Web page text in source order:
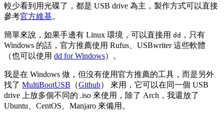
較少看到用光碟了，都是 USB drive 為主，製作方式可以直接
參考官方維基。
簡單來說，如果手邊有 Linux 環境，可以直接用 dd ，只有
Windows 的話，官方推薦使用 Rufus、USBwriter 這些軟體
（也可以使用 dd for Windows）。
我是在 Windows 做，但沒有使用官方推薦的工具，而是另外
找了 MultiBootUSB （Github） 來用，它可以在同一個 USB
drive 上放多個不同的 .iso 來使用，除了 Arch，我還放了
Ubuntu、CentOS、Manjaro 來備用。